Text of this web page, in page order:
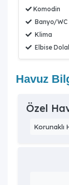
Komodin
Banyo/WC
Klima
Elbise
Havuz
Özel
Korunaklı